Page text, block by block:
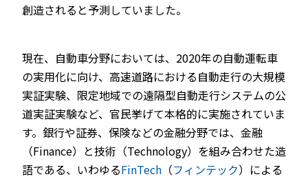
創造されると予測していました。
現在、自動車分野においては、2020年の自動運転車
の実用化に向け、高速道路における自動走行の大規模
実証実験、限定地域での遠隔型自動走行システムの公
道実証実験など、官民挙げて本格的に実施されていま
す。銀行や証券、保険などの金融分野では、金融
（Finance）と技術（Technology）を組み合わせた造
語である、いわゆるFinTech （フィンテック）による